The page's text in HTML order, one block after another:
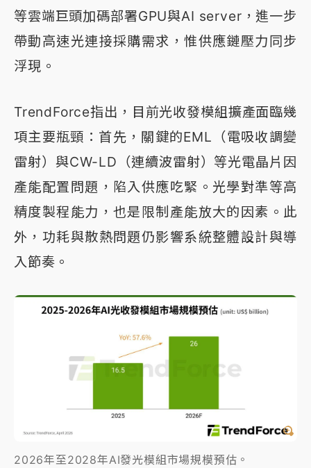
等雲端巨頭加碼部署GPU與AI server，進一步
帶動高速光連接採購需求，惟供應鏈壓力同步
浮現。
TrendForce指出，目前光收發模組擴產面臨幾
項主要瓶頸：首先，關鍵的EML（電吸收調變
雷射）與CW-LD（連續波雷射）等光電晶片因
產能配置問題，陷入供應吃緊。光學對準等高
精度製程能力，也是限制產能放大的因素。此
外，功耗與散熱問題仍影響系統整體設計與導
入節奏。
2026年至2028年AI發光模組市場規模預估。